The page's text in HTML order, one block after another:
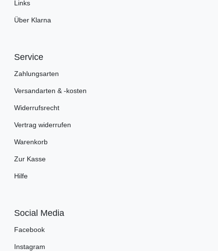
Links
Über Klarna
Service
Zahlungsarten
Versandarten & -kosten
Widerrufsrecht
Vertrag widerrufen
Warenkorb
Zur Kasse
Hilfe
Social Media
Facebook
Instagram